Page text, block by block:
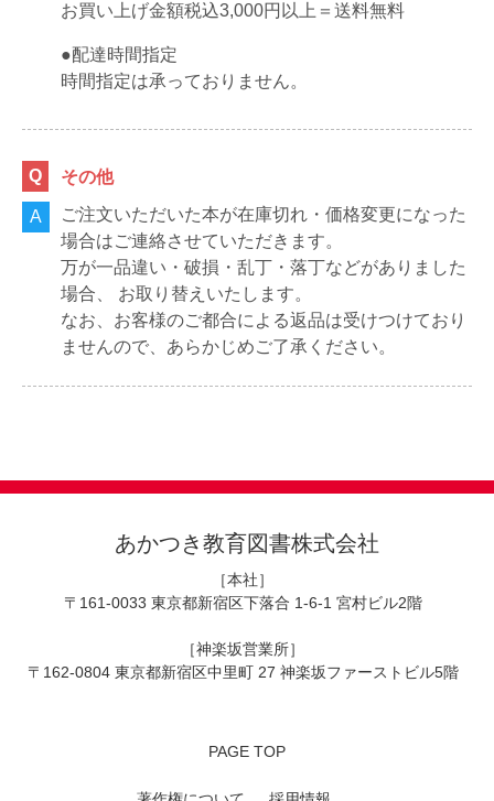
お買い上げ金額税込3,000円以上＝送料無料
●配達時間指定
時間指定は承っておりません。
その他
ご注文いただいた本が在庫切れ・価格変更になった
場合はご連絡させていただきます。
万が一品違い・破損・乱丁・落丁などがありました
場合、 お取り替えいたします。
なお、お客様のご都合による返品は受けつけており
ませんので、あらかじめご了承ください。
あかつき教育図書株式会社
［本社］
〒161-0033 東京都新宿区下落合 1-6-1 宮村ビル2階
［神楽坂営業所］
〒162-0804 東京都新宿区中里町 27 神楽坂ファーストビル5階
PAGE TOP